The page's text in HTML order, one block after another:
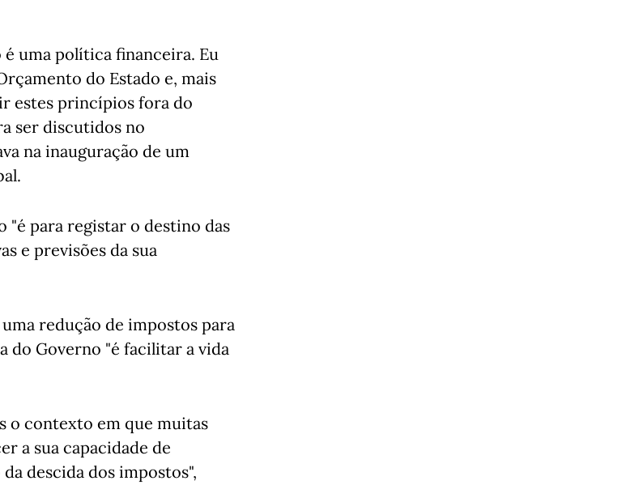
é uma política financeira. Eu
do Estado e, mais
estes princípios fora do
ser discutidos no
na inauguração de um
para registar o destino das
e previsões da sua
redução de impostos para
do Governo "é facilitar a vida
o contexto em que muitas
a sua capacidade de
descida dos impostos",